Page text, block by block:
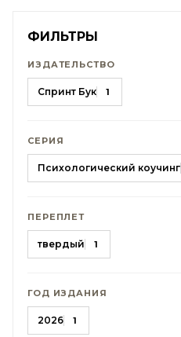
ФИЛЬТРЫ
ИЗДАТЕЛЬСТВО
Спринт Бук 1
СЕРИЯ
Психологический коучинг
ПЕРЕПЛЕТ
твердый 1
ГОД ИЗДАНИЯ
2026 1